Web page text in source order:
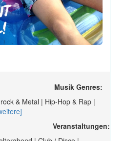
Musik Genres:
& Metal | Hip-Hop & Rap |
Veranstaltungen: